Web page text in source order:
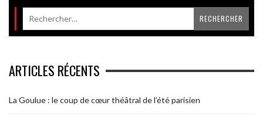
ARTICLES RÉCENTS
La Goulue : le coup de cœur théâtral de l’été parisien